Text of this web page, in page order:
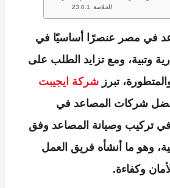
الخلاصة
في مصر عنصرًا أساسيًا في
وتبية، ومع تزايد الطلب على
تبرز شركة ايجيبت
شركات المصاعد في
فيتركيب وصيانة المصاعد وفق
وهو ما أنشأه فريق العمل
وكفاءة.